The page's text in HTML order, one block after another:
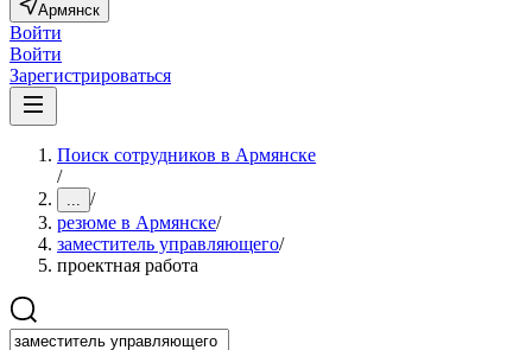
Армянск
Войти
Войти
Зарегистрироваться
Поиск сотрудников в Армянске
/
... /
резюме в Армянске/
заместитель управляющего/
проектная работа